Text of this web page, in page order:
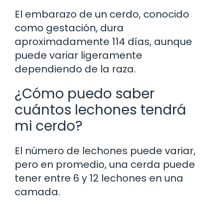
El embarazo de un cerdo, conocido
como gestación, dura
aproximadamente 114 días, aunque
puede variar ligeramente
dependiendo de la raza.
¿Cómo puedo saber
cuántos lechones tendrá
mi cerdo?
El número de lechones puede variar,
pero en promedio, una cerda puede
tener entre 6 y 12 lechones en una
camada.